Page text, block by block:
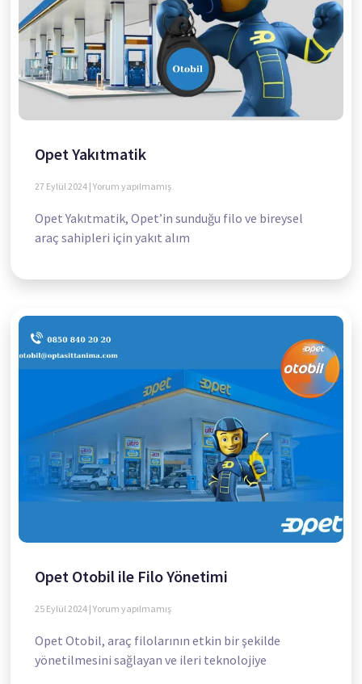
Opet Yakıtmatik
27 Eylül 2024 Yorum yapılmamış
Opet Yakıtmatik, Opet’in sunduğu filo ve bireysel
araç sahipleri için yakıt alım
Opet Otobil ile Filo Yönetimi
25 Eylül 2024 Yorum yapılmamış
Opet Otobil, araç filolarının etkin bir şekilde
yönetilmesini sağlayan ve ileri teknolojiye